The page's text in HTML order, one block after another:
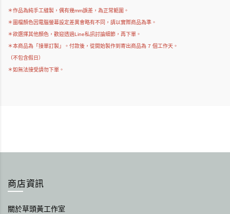
＊作品為純手工縫製，偶有幾mm誤差，為正常範圍。
＊圖檔顏色因電腦螢幕設定差異會略有不同，請以實際商品為準。
＊欲選擇其他顏色，歡迎透過Line私訊討論細節，再下單。
＊本商品為「接單訂製」。付款後，從開始製作到寄出商品為 7 個工作天。
（不包含假日）
＊如無法接受請勿下單。
商店資訊
關於草頭黃工作室